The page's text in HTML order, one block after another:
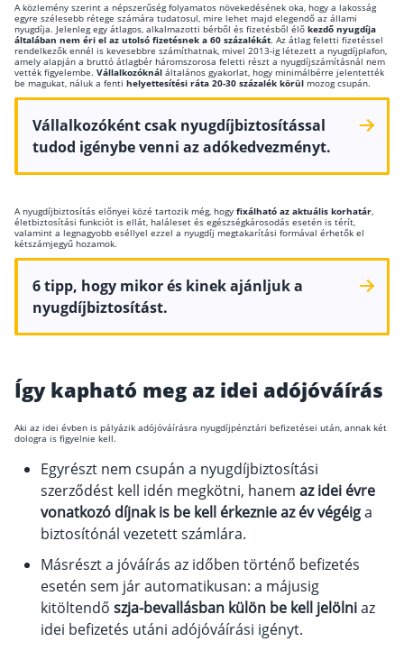
Kapcsolat
Karrier
Utasbiztosítás
Lakásbiztosítás útmutató – Hogyan válassz?
Lakásbiztosítás: válaszok az 50 leggyakoribb
kérdésre
Minősített Fogyasztóbarát Otthonbiztosítás
útmutató
A közlemény szerint a népszerűség folyamatos növekedésének oka, hogy a lakosság
egyre szélesebb rétege számára tudatosul, mire lehet majd elegendő az állami
nyugdíja. Jelenleg egy átlagos, alkalmazotti bérből és fizetésből élő kezdő nyugdíja
általában nem éri el az utolsó fizetésnek a 60 százalékát. Az átlag feletti fizetéssel
rendelkezők ennél is kevesebbre számíthatnak, mivel 2013-ig létezett a nyugdíjplafon,
amely alapján a bruttó átlagbér háromszorosa feletti részt a nyugdíjszámításnál nem
vették figyelembe. Vállalkozóknál általános gyakorlat, hogy minimálbérre jelentették
be magukat, náluk a fenti helyettesítési ráta 20-30 százalék körül mozog csupán.
Vállalkozóként csak nyugdíjbiztosítással
tudod igénybe venni az adókedvezményt.
A nyugdíjbiztosítás előnyei közé tartozik még, hogy fixálható az aktuális korhatár,
életbiztosítási funkciót is ellát, haláleset és egészségkárosodás esetén is térít,
valamint a legnagyobb eséllyel ezzel a nyugdíj megtakarítási formával érhetők el
kétszámjegyű hozamok.
6 tipp, hogy mikor és kinek ajánljuk a
nyugdíjbiztosítást.
Így kapható meg az idei adójóváírás
Aki az idei évben is pályázik adójóváírásra nyugdíjpénztári befizetései után, annak két
dologra is figyelnie kell.
Egyrészt nem csupán a nyugdíjbiztosítási
szerződést kell idén megkötni, hanem az idei évre
vonatkozó díjnak is be kell érkeznieaz év végéiga
biztosítónál vezetett számlára.
Másrészt a jóváírás az időben történő befizetés
esetén sem jár automatikusan: a májusig
kitöltendő szja-bevallásban külön be kell jelölniaz
idei befizetés utáni adójóváírási igényt.